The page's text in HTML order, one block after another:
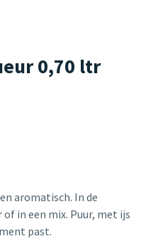
0,70 ltr
aromatisch. In de
in een mix. Puur, met ijs
past.